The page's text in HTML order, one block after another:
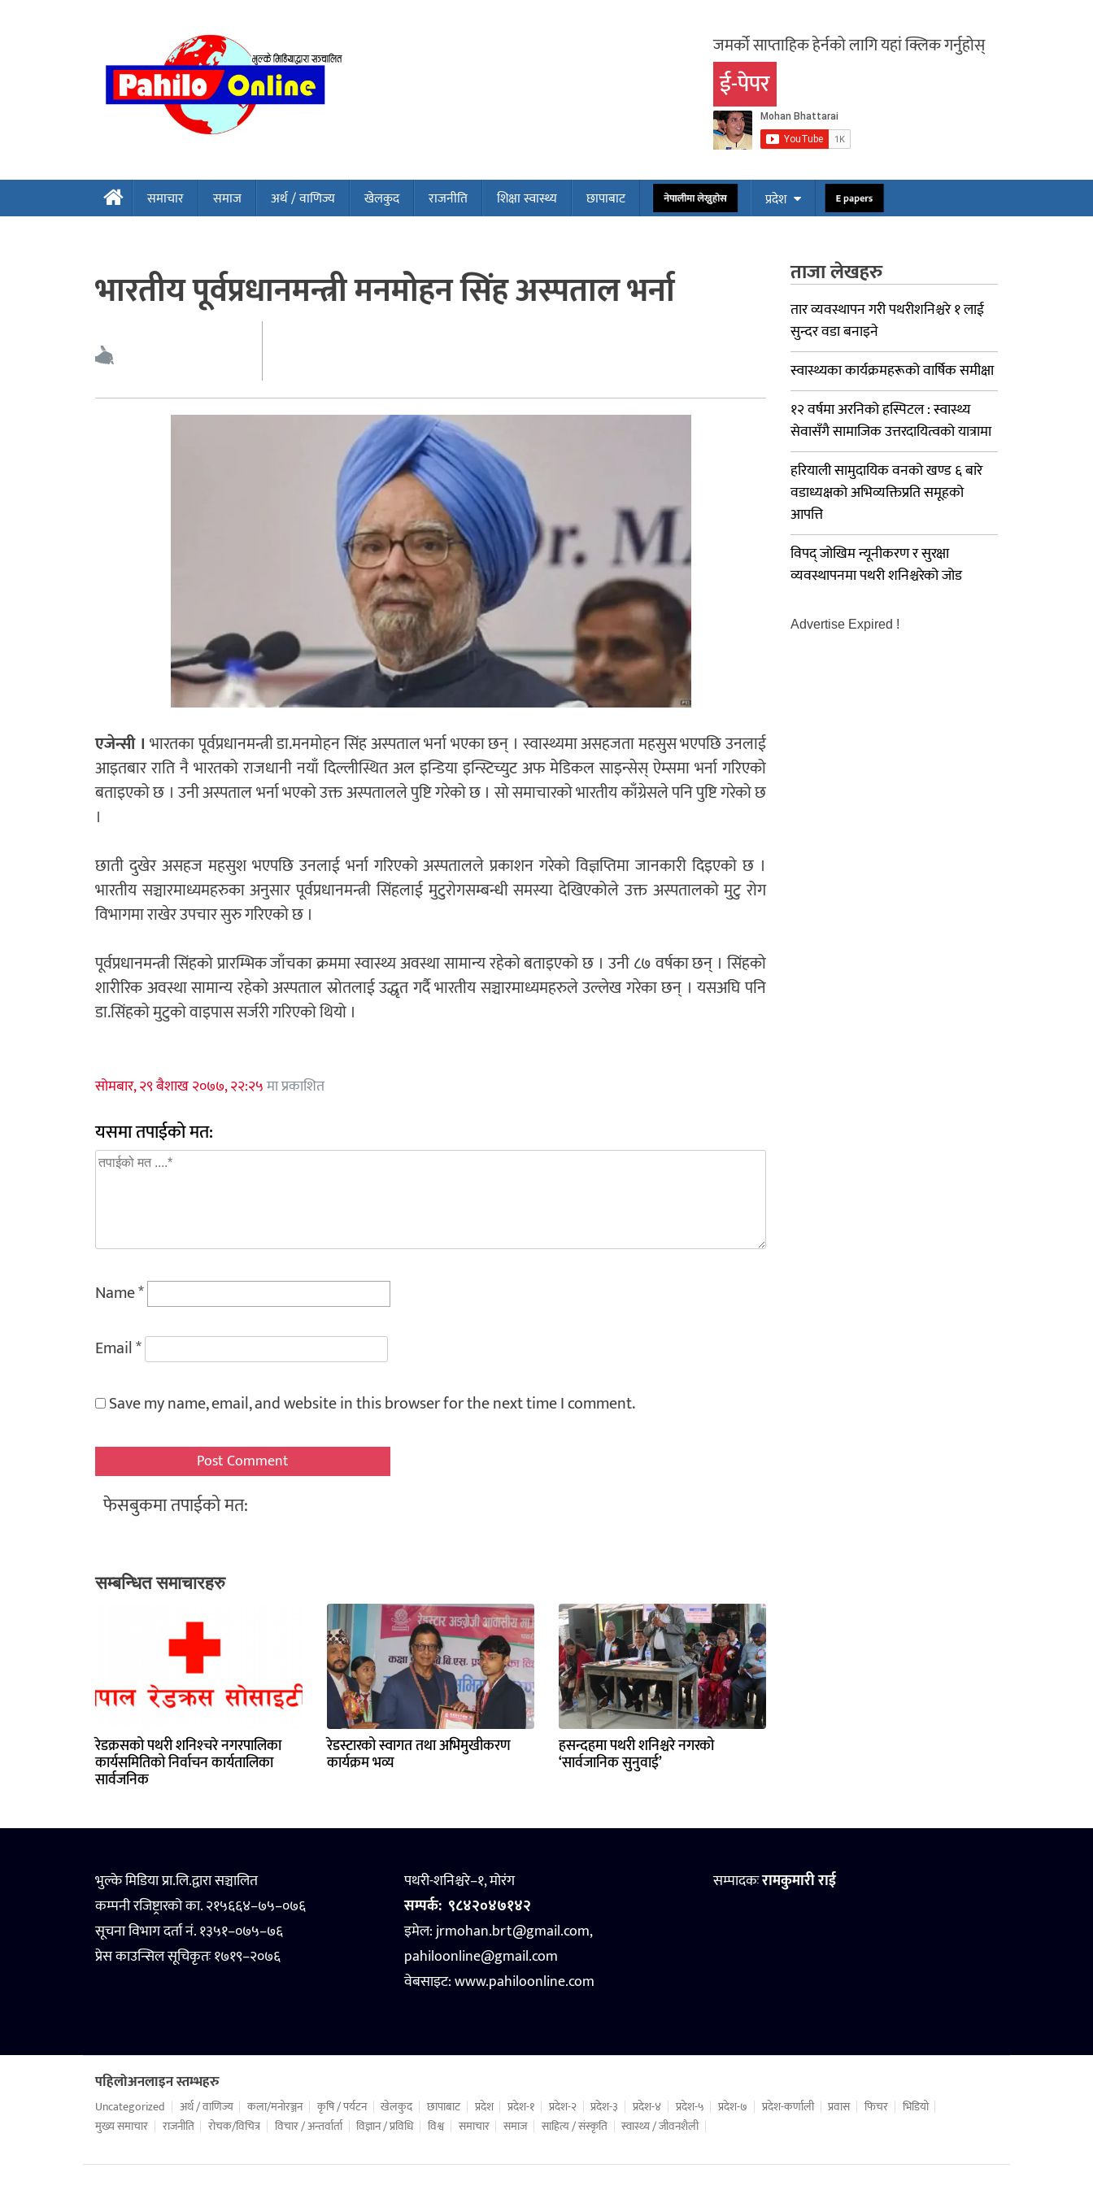
जमर्को साप्ताहिक हेर्नको लागि यहां क्लिक गर्नुहोस्
ई-पेपर
समाचार समाज अर्थ / वाणिज्य खेलकुद राजनीति शिक्षा स्वास्थ्य छापाबाट नेपालीमा लेख्नुहोस प्रदेश E papers
भारतीय पूर्वप्रधानमन्त्री मनमोहन सिंह अस्पताल भर्ना
एजेन्सी । भारतका पूर्वप्रधानमन्त्री डा.मनमोहन सिंह अस्पताल भर्ना भएका छन् । स्वास्थ्यमा असहजता महसुस भएपछि उनलाई
आइतबार राति नै भारतको राजधानी नयाँ दिल्लीस्थित अल इन्डिया इन्स्टिच्युट अफ मेडिकल साइन्सेस् ऐम्समा भर्ना गरिएको
बताइएको छ । उनी अस्पताल भर्ना भएको उक्त अस्पतालले पुष्टि गरेको छ । सो समाचारको भारतीय काँग्रेसले पनि पुष्टि गरेको छ
।
छाती दुखेर असहज महसुश भएपछि उनलाई भर्ना गरिएको अस्पतालले प्रकाशन गरेको विज्ञप्तिमा जानकारी दिइएको छ ।
भारतीय सञ्चारमाध्यमहरुका अनुसार पूर्वप्रधानमन्त्री सिंहलाई मुटुरोगसम्बन्धी समस्या देखिएकोले उक्त अस्पतालको मुटु रोग
विभागमा राखेर उपचार सुरु गरिएको छ ।
पूर्वप्रधानमन्त्री सिंहको प्रारम्भिक जाँचका क्रममा स्वास्थ्य अवस्था सामान्य रहेको बताइएको छ । उनी ८७ वर्षका छन् । सिंहको
शारीरिक अवस्था सामान्य रहेको अस्पताल स्रोतलाई उद्धृत गर्दै भारतीय सञ्चारमाध्यमहरुले उल्लेख गरेका छन् । यसअघि पनि
डा.सिंहको मुटुको वाइपास सर्जरी गरिएको थियो ।
सोमबार, २९ बैशाख २०७७, २२:२५मा प्रकाशित
यसमा तपाईको मत:
Name*
Email*
Save my name, email, and website in this browser for the next time I comment.
फेसबुकमा तपाईको मत:
सम्बन्धित समाचारहरु
रेडक्रसको पथरी शनिश्‍चरे नगरपालिका
कार्यसमितिको निर्वाचन कार्यतालिका
सार्वजनिक
रेडस्टारको स्वागत तथा अभिमुखीकरण
कार्यक्रम भव्य
हसन्दहमा पथरी शनिश्चरे नगरको
‘सार्वजानिक सुनुवाई’
ताजा लेखहरु
तार व्यवस्थापन गरी पथरीशनिश्चरे १ लाई
सुन्दर वडा बनाइने
स्वास्थ्यका कार्यक्रमहरूको वार्षिक समीक्षा
१२ वर्षमा अरनिको हस्पिटल : स्वास्थ्य
सेवासँगै सामाजिक उत्तरदायित्वको यात्रामा
हरियाली सामुदायिक वनको खण्ड ६ बारे
वडाध्यक्षको अभिव्यक्तिप्रति समूहको
आपत्ति
विपद् जोखिम न्यूनीकरण र सुरक्षा
व्यवस्थापनमा पथरी शनिश्चरेको जोड
Advertise Expired !
भुल्के मिडिया प्रा.लि.द्वारा सञ्चालित
कम्पनी रजिष्ट्रारको का. २१५६६४–७५–०७६
सूचना विभाग दर्ता नं. १३५१–०७५–७६
प्रेस काउन्सिल सूचिकृतः १७१९–२०७६
पथरी-शनिश्चरे–१, मोरंग
सम्पर्क: ९८४२०४७१४२
इमेल: jrmohan.brt@gmail.com,
pahiloonline@gmail.com
वेबसाइट:www.pahiloonline.com
सम्पादकःरामकुमारी राई
पहिलोअनलाइन स्तम्भहरु
Uncategorized अर्थ / वाणिज्य कला/मनोरञ्जन कृषि / पर्यटन खेलकुद छापाबाट प्रदेश प्रदेश-१ प्रदेश-२ प्रदेश-३ प्रदेश-४ प्रदेश-५ प्रदेश-७ प्रदेश-कर्णाली प्रवास फिचर
भिडियो
मुख्य समाचार
राजनीति रोचक/विचित्र विचार / अन्तर्वार्ता विज्ञान / प्रविधि विश्व समाचार समाज साहित्य / संस्कृति स्वास्थ्य / जीवनशैली